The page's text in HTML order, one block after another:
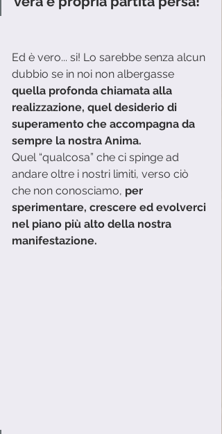
Ed è vero... si! Lo sarebbe senza alcun
dubbio se in noi non albergasse
quella profonda chiamata alla
realizzazione, quel desiderio di
superamento che accompagna da
sempre la nostra Anima.
Quel “qualcosa” che ci spinge ad
andare oltre i nostri limiti, verso ciò
che non conosciamo, per
sperimentare, crescere ed evolverci
nel piano più alto della nostra
manifestazione.